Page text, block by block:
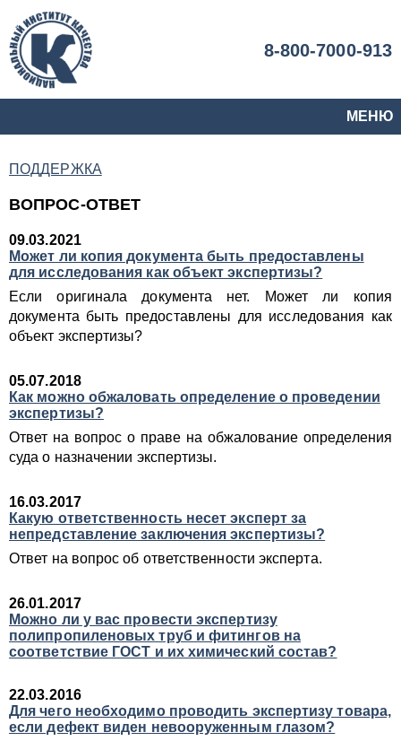
8-800-7000-913
МЕНЮ
ПОДДЕРЖКА
ВОПРОС-ОТВЕТ
09.03.2021
Может ли копия документа быть предоставлены
для исследования как объект экспертизы?
Если оригинала документа нет. Может ли копия
документа быть предоставлены для исследования как
объект экспертизы?
05.07.2018
Как можно обжаловать определение о проведении
экспертизы?
Ответ на вопрос о праве на обжалование определения
суда о назначении экспертизы.
16.03.2017
Какую ответственность несет эксперт за
непредставление заключения экспертизы?
Ответ на вопрос об ответственности эксперта.
26.01.2017
Можно ли у вас провести экспертизу
полипропиленовых труб и фитингов на
соответствие ГОСТ и их химический состав?
22.03.2016
Для чего необходимо проводить экспертизу товара,
если дефект виден невооруженным глазом?